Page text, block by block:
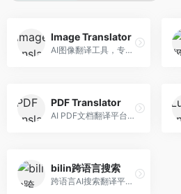
Image Translator
AI图像翻译工具，专注于图片文字翻译。面向设计师和电商从业者，提供图片文字识别、翻译、替换等服务，图像翻译效果好。
PDF Translator
AI PDF文档翻译平台，专注于文档本地化。面向商务人士，提供PDF翻译、格式保留、批量处理等服务，文档翻译专业。
bilin跨语言搜索
跨语言AI搜索翻译平台，专注于信息获取。面向研究者和内容创作者，提供跨语言搜索、内容翻译、信息整合等服务，跨语言检索能力强。